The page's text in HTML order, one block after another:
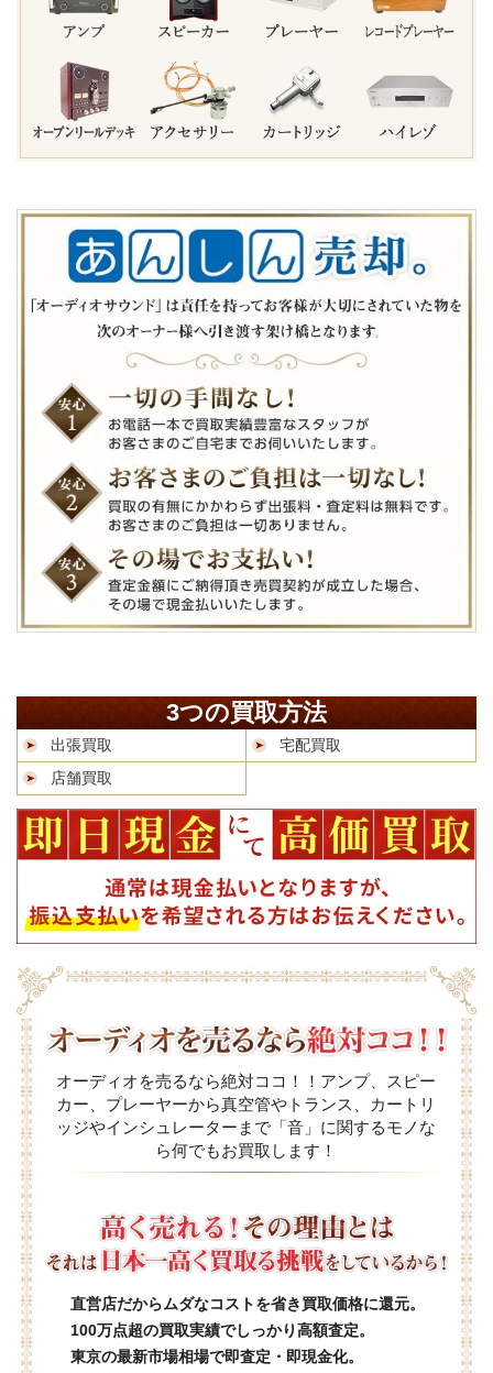
3つの買取方法
出張買取
宅配買取
店舗買取
オーディオを売るなら絶対ココ！！アンプ、スピー
カー、プレーヤーから真空管やトランス、カートリ
ッジやインシュレーターまで「音」に関するモノな
ら何でもお買取します！
直営店だからムダなコストを省き買取価格に還元。
100万点超の買取実績でしっかり高額査定。
東京の最新市場相場で即査定・即現金化。